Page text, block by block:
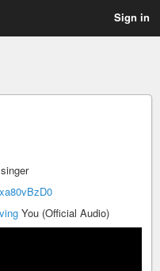
Sign in
You (Official Audio)